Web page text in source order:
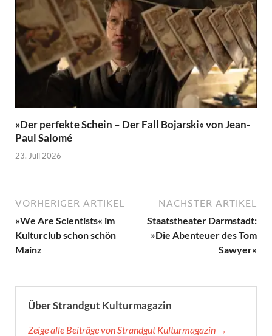
»Der perfekte Schein – Der Fall Bojarski« von Jean-
Paul Salomé
23. Juli 2026
VORHERIGER ARTIKEL
»We Are Scientists« im
Kulturclub schon schön
Mainz
NÄCHSTER ARTIKEL
Staatstheater Darmstadt:
»Die Abenteuer des Tom
Sawyer«
Über Strandgut Kulturmagazin
Zeige alle Beiträge von Strandgut Kulturmagazin →